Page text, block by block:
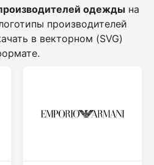
одежды на
производителей
в векторном (SVG)